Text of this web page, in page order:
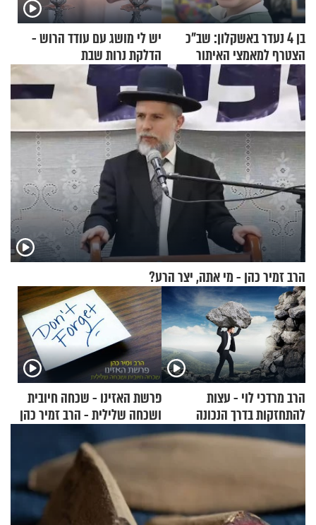
בן 4 נעדר באשקלון: שב"כ
הצטרף למאמצי האיתור
יש לי מושג עם עודד הרוש -
הדלקת נרות שבת
הרב זמיר כהן - מי אתה, יצר הרע?
הרב מרדכי לוי - עצות
להתחזקות בדרך הנכונה
פרשת האזינו - שכחה חיובית
ושכחה שלילית - הרב זמיר כהן